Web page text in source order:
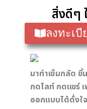
สิ่งดีๆ
ลงทะเ
มาทำเข็มกลัด ชิ้
กดไลท์ กดแชร์
ออกแบบได้ดั่งใ